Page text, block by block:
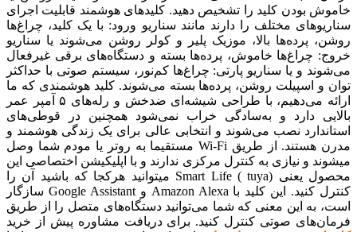
خاموش بودن کلید را تشخیص دهید. کلیدهای هوشمند قابلیت اجرای
سناریوهای مختلف را دارند مانند سناریو ورود: با یک کلید، چراغ‌ها
روشن، پرده‌ها بالا، موزیک پلیر و کولر روشن می‌شوند یا سناریو
خروج: چراغ‌ها خاموش، پرده‌ها بسته و دستگاه‌های برقی غیرفعال
می‌شوند و یا سناریو پارتی: چراغ‌ها کم‌نور، سیستم صوتی با حداکثر
توان و اسپیلت روشن، پرده‌ها بسته می‌شوند. کلید هوشمندی که ما
ارائه می‌دهیم، با طراحی شیشه‌ای ضدخش و رله‌های ۵ آمپر عمر
بالایی دارد و به‌سادگی خراب نمی‌شود همچنین در قوطی‌های
استاندارد نصب می‌شوند و انتخابی عالی برای یک زندگی هوشمند و
مدرن هستند. از طریق Wi-Fi مستقیما به روتر یا مودم شما وصل
میشوند و نیازی به کنترل مرکزی ندارند و با اپلیکیشن اختصاصی این
محصول یعنی Smart Life ( tuya) میتوانید هرکجا که باشید آن را
کنترل کنید. این کلید با Amazon Alexa و Google Assistant سازگار
است، به این معنی که شما می‌توانید دستگاه‌های متصل را از طریق
فرمان‌های صوتی کنترل کنید. برای دریافت مشاوره پیش از خرید